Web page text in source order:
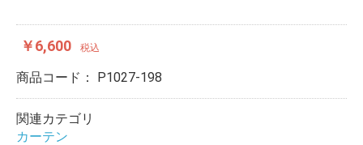
￥6,600 税込
商品コード： P1027-198
関連カテゴリ
カーテン